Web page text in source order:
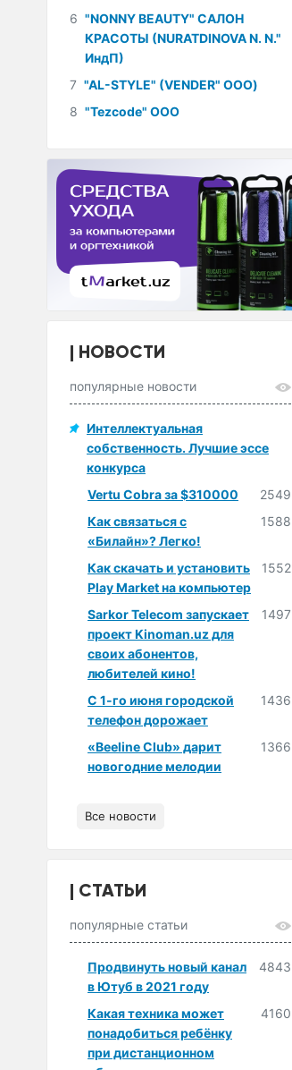
6 "NONNY BEAUTY" САЛОН
КРАСОТЫ (NURATDINOVA N. N."
ИндП)
7 "AL-STYLE" (VENDER" ООО)
8 "Tezcode" ООО
НОВОСТИ
популярные новости
Интеллектуальная
собственность. Лучшие эссе
конкурса
Vertu Cobra за $310000
2549
Как связаться с
«Билайн»? Легко!
1588
Как скачать и установить
Play Market на компьютер
1552
Sarkor Telecom запускает
проект Kinoman.uz для
своих абонентов,
любителей кино!
1497
С 1-го июня городской
телефон дорожает
1436
«Beeline Club» дарит
новогодние мелодии
1366
Все новости
СТАТЬИ
популярные статьи
Продвинуть новый канал
в Ютуб в 2021 году
4843
Какая техника может
понадобиться ребёнку
при дистанционном
4160